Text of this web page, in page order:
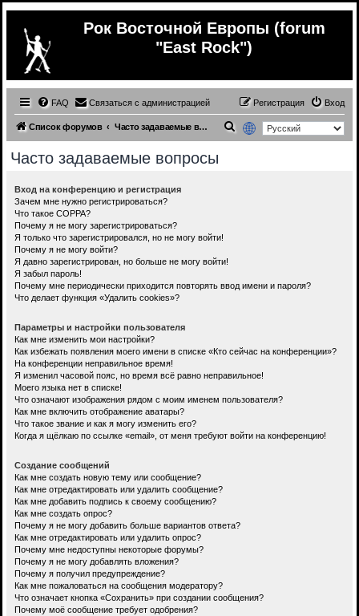
Рок Восточной Европы (forum
"East Rock")
FAQ Связаться с администрацией Вход
Регистрация
Список форумов Часто задаваемые вопросы
Часто задаваемые вопросы
Вход на конференцию и регистрация
Зачем мне нужно регистрироваться?
Что такое COPPA?
Почему я не могу зарегистрироваться?
Я только что зарегистрировался, но не могу войти!
Почему я не могу войти?
Я давно зарегистрирован, но больше не могу войти!
Я забыл пароль!
Почему мне периодически приходится повторять ввод имени и пароля?
Что делает функция «Удалить cookies»?
Параметры и настройки пользователя
Как мне изменить мои настройки?
Как избежать появления моего имени в списке «Кто сейчас на конференции»?
На конференции неправильное время!
Я изменил часовой пояс, но время всё равно неправильное!
Моего языка нет в списке!
Что означают изображения рядом с моим именем пользователя?
Как мне включить отображение аватары?
Что такое звание и как я могу изменить его?
Когда я щёлкаю по ссылке «email», от меня требуют войти на конференцию!
Создание сообщений
Как мне создать новую тему или сообщение?
Как мне отредактировать или удалить сообщение?
Как мне добавить подпись к своему сообщению?
Как мне создать опрос?
Почему я не могу добавить больше вариантов ответа?
Как мне отредактировать или удалить опрос?
Почему мне недоступны некоторые форумы?
Почему я не могу добавлять вложения?
Почему я получил предупреждение?
Как мне пожаловаться на сообщения модератору?
Что означает кнопка «Сохранить» при создании сообщения?
Почему моё сообщение требует одобрения?